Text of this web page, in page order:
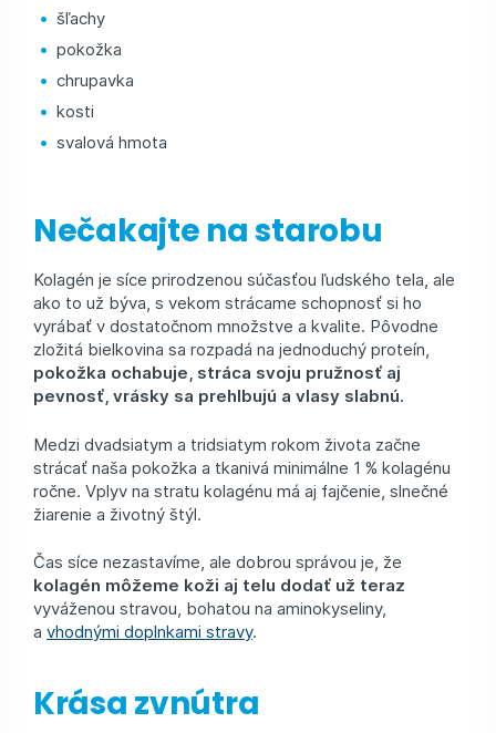
šľachy
pokožka
chrupavka
kosti
svalová hmota
Nečakajte na starobu
Kolagén je síce prirodzenou súčasťou ľudského tela, ale
ako to už býva, s vekom strácame schopnosť si ho
vyrábať v dostatočnom množstve a kvalite. Pôvodne
zložitá bielkovina sa rozpadá na jednoduchý proteín,
pokožka ochabuje, stráca svoju pružnosť aj
pevnosť, vrásky sa prehlbujú a vlasy slabnú.
Medzi dvadsiatym a tridsiatym rokom života začne
strácať naša pokožka a tkanivá minimálne 1 % kolagénu
ročne. Vplyv na stratu kolagénu má aj fajčenie, slnečné
žiarenie a životný štýl.
Čas síce nezastavíme, ale dobrou správou je, že
kolagén môžeme koži aj telu dodať už teraz
vyváženou stravou, bohatou na aminokyseliny,
a vhodnými doplnkami stravy.
Krása zvnútra